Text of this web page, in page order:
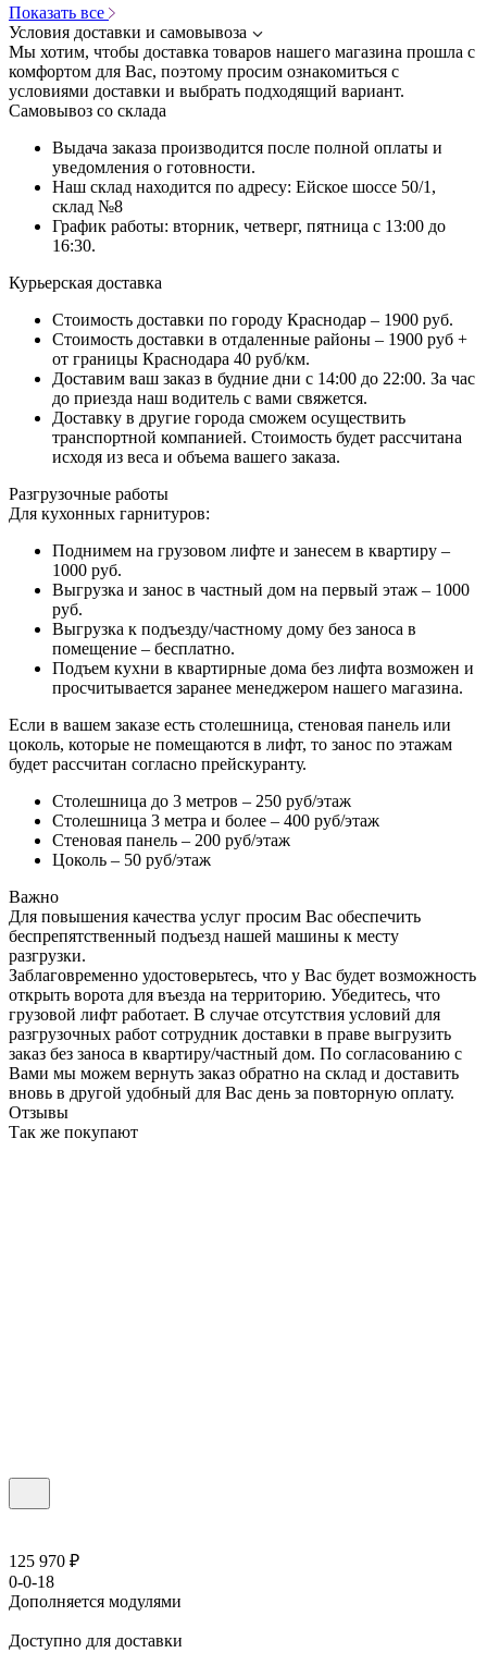
Показать все
Условия доставки и самовывоза
Мы хотим, чтобы доставка товаров нашего магазина прошла с
комфортом для Вас, поэтому просим ознакомиться с
условиями доставки и выбрать подходящий вариант.
Самовывоз со склада
Выдача заказа производится после полной оплаты и
уведомления о готовности.
Наш склад находится по адресу: Ейское шоссе 50/1,
склад №8
График работы: вторник, четверг, пятница с 13:00 до
16:30.
Курьерская доставка
Стоимость доставки по городу Краснодар – 1900 руб.
Стоимость доставки в отдаленные районы – 1900 руб +
от границы Краснодара 40 руб/км.
Доставим ваш заказ в будние дни с 14:00 до 22:00. За час
до приезда наш водитель с вами свяжется.
Доставку в другие города сможем осуществить
транспортной компанией. Стоимость будет рассчитана
исходя из веса и объема вашего заказа.
Разгрузочные работы
Для кухонных гарнитуров:
Поднимем на грузовом лифте и занесем в квартиру –
1000 руб.
Выгрузка и занос в частный дом на первый этаж – 1000
руб.
Выгрузка к подъезду/частному дому без заноса в
помещение – бесплатно.
Подъем кухни в квартирные дома без лифта возможен и
просчитывается заранее менеджером нашего магазина.
Если в вашем заказе есть столешница, стеновая панель или
цоколь, которые не помещаются в лифт, то занос по этажам
будет рассчитан согласно прейскуранту.
Столешница до 3 метров – 250 руб/этаж
Столешница 3 метра и более – 400 руб/этаж
Стеновая панель – 200 руб/этаж
Цоколь – 50 руб/этаж
Важно
Для повышения качества услуг просим Вас обеспечить
беспрепятственный подъезд нашей машины к месту
разгрузки.
Заблаговременно удостоверьтесь, что у Вас будет возможность
открыть ворота для въезда на территорию. Убедитесь, что
грузовой лифт работает. В случае отсутствия условий для
разгрузочных работ сотрудник доставки в праве выгрузить
заказ без заноса в квартиру/частный дом. По согласованию с
Вами мы можем вернуть заказ обратно на склад и доставить
вновь в другой удобный для Вас день за повторную оплату.
Отзывы
Так же покупают
125 970 ₽
0-0-18
Дополняется модулями
Доступно для доставки